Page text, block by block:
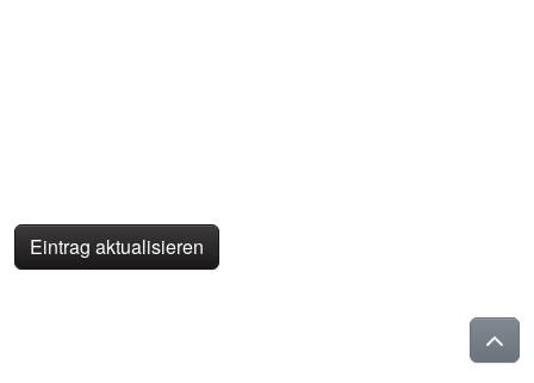
Eintrag aktualisieren